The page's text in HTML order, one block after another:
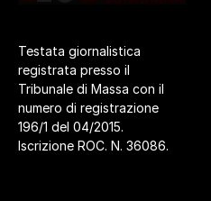
Testata giornalistica
registrata presso il
Tribunale di Massa con il
numero di registrazione
196/1 del 04/2015.
Iscrizione ROC. N. 36086.